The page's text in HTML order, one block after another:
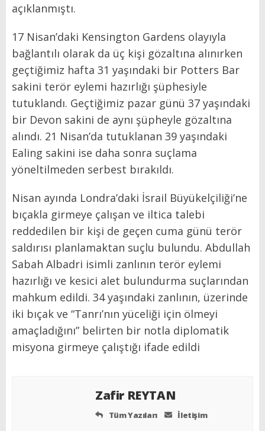
açıklanmıştı.
17 Nisan’daki Kensington Gardens olayıyla
bağlantılı olarak da üç kişi gözaltına alınırken
geçtiğimiz hafta 31 yaşındaki bir Potters Bar
sakini terör eylemi hazırlığı şüphesiyle
tutuklandı. Geçtiğimiz pazar günü 37 yaşındaki
bir Devon sakini de aynı şüpheyle gözaltına
alındı. 21 Nisan’da tutuklanan 39 yaşındaki
Ealing sakini ise daha sonra suçlama
yöneltilmeden serbest bırakıldı.
Nisan ayında Londra’daki İsrail Büyükelçiliği’ne
bıçakla girmeye çalışan ve iltica talebi
reddedilen bir kişi de geçen cuma günü terör
saldırısı planlamaktan suçlu bulundu. Abdullah
Sabah Albadri isimli zanlının terör eylemi
hazırlığı ve kesici alet bulundurma suçlarından
mahkum edildi. 34 yaşındaki zanlının, üzerinde
iki bıçak ve “Tanrı’nın yüceliği için ölmeyi
amaçladığını” belirten bir notla diplomatik
misyona girmeye çalıştığı ifade edildi
Zafir REYTAN
Tüm Yazıları İletişim